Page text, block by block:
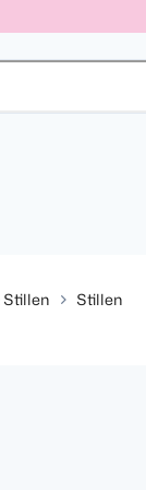
Stillen Stillen